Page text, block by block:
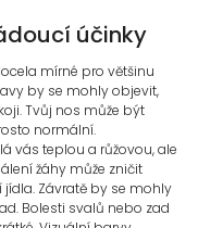
účinky
mírné pro většinu
by se mohly objevit,
Tvůj nos může být
normální.
vás teplou a růžovou, ale
žáhy může zničit
jídla. Závratě by se mohly
Bolesti svalů nebo zad